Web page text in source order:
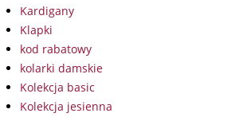
Kardigany
Klapki
kod rabatowy
kolarki damskie
Kolekcja basic
Kolekcja jesienna